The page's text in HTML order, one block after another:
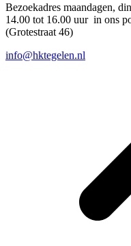
Bezoekadres maandagen,
14.00 tot 16.00 uur in ons
(Grotestraat 46)
info@hktegelen.nl